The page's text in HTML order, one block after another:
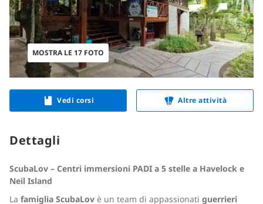
MOSTRA LE 17 FOTO
Vedi corsi Altre attività
Dettagli
ScubaLov – Centri immersioni PADI a 5 stelle a Havelock e
Neil Island
La famiglia ScubaLov è un team di appassionati guerrieri